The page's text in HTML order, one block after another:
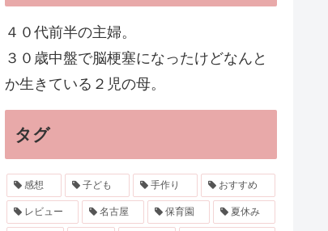
４０代前半の主婦。
３０歳中盤で脳梗塞になったけどなんと
か生きている２児の母。
タグ
感想 子ども 手作り おすすめ
レビュー 名古屋 保育園 夏休み